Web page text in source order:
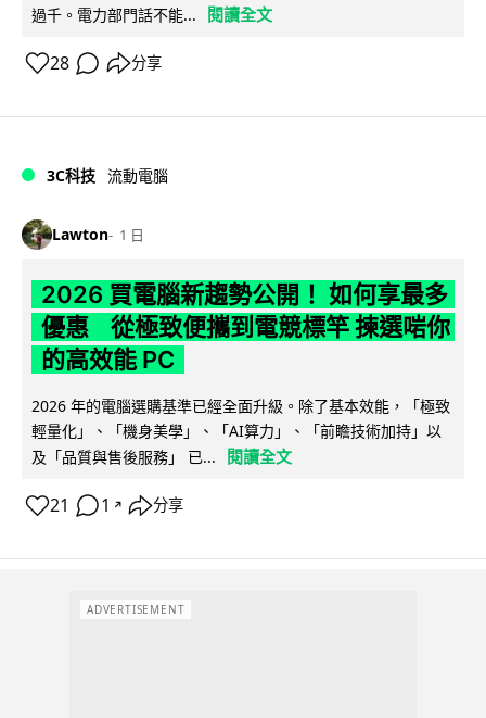
過千。電力部門話不能...
閱讀全文
28 分享
3C科技 流動電腦
Lawton 1 日
2026 買電腦新趨勢公開！ 如何享最多
優惠 從極致便攜到電競標竿 揀選啱你
的高效能 PC
2026 年的電腦選購基準已經全面升級。除了基本效能，「極致
輕量化」、「機身美學」、「AI算力」、「前瞻技術加持」以
及「品質與售後服務」 已...
閱讀全文
21 1 ↗ 分享
ADVERTISEMENT